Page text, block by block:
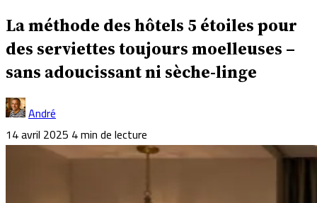
La méthode des hôtels 5 étoiles pour
des serviettes toujours moelleuses –
sans adoucissant ni sèche-linge
André
14 avril 2025 4 min de lecture